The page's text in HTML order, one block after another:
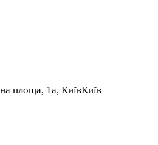
площа, 1a, КиївКиїв